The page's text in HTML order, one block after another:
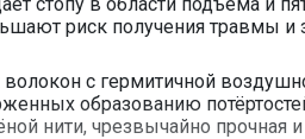
риск получения травмы
волокон с гермитичной
образованию
нити, чрезвычайно прочная и